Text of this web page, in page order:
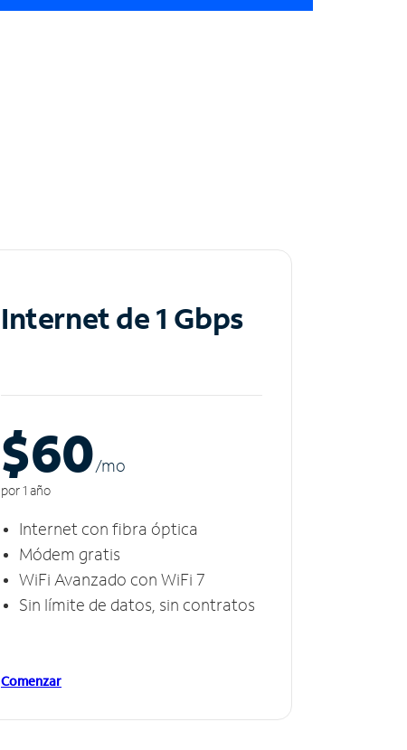
Internet de 1 Gbps
$60/mo
por 1 año
Internet con fibra óptica
Módem gratis
WiFi Avanzado con WiFi 7
Sin límite de datos, sin contratos
Comenzar